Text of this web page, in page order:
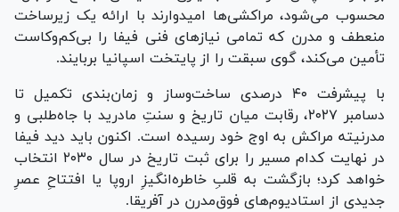
محسوب می‌شود، مراکشی‌ها امیدوارند با ارائه یک زیرساخت
منعطف و مدرن که تمامی نیاز‌های فنی فیفا را بی‌کم‌وکاست
تأمین می‌کند، گوی سبقت را از پایتخت اسپانیا بربایند.
با پیشرفت ۴۰ درصدی ساخت‌وساز و زمان‌بندی تکمیل تا
دسامبر ۲۰۲۷، رقابت میان تاریخ و سنتِ مادرید با جاه‌طلبی و
مدرنیته مراکش به اوج خود رسیده است. اکنون باید دید فیفا
در نهایت کدام مسیر را برای ثبت تاریخ در سال ۲۰۳۰ انتخاب
خواهد کرد؛ بازگشت به قلبِ خاطره‌انگیزِ اروپا یا افتتاحِ عصرِ
جدیدی از استادیوم‌های فوق‌مدرن در آفریقا.